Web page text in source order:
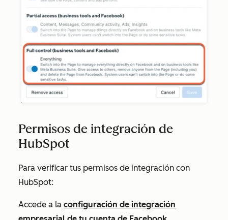
Permisos de integración de
HubSpot
Para verificar tus permisos de integración con
HubSpot:
Accede a la configuración de integración